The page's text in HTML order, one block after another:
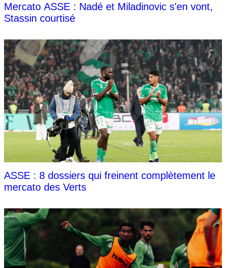
Mercato ASSE : Nadé et Miladinovic s'en vont,
Stassin courtisé
ASSE : 8 dossiers qui freinent complètement le
mercato des Verts